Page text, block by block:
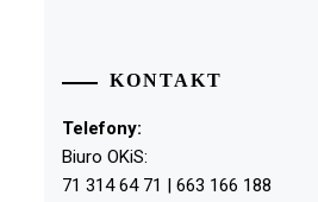
KONTAKT
Telefony:
Biuro OKiS:
71 314 64 71 | 663 166 188